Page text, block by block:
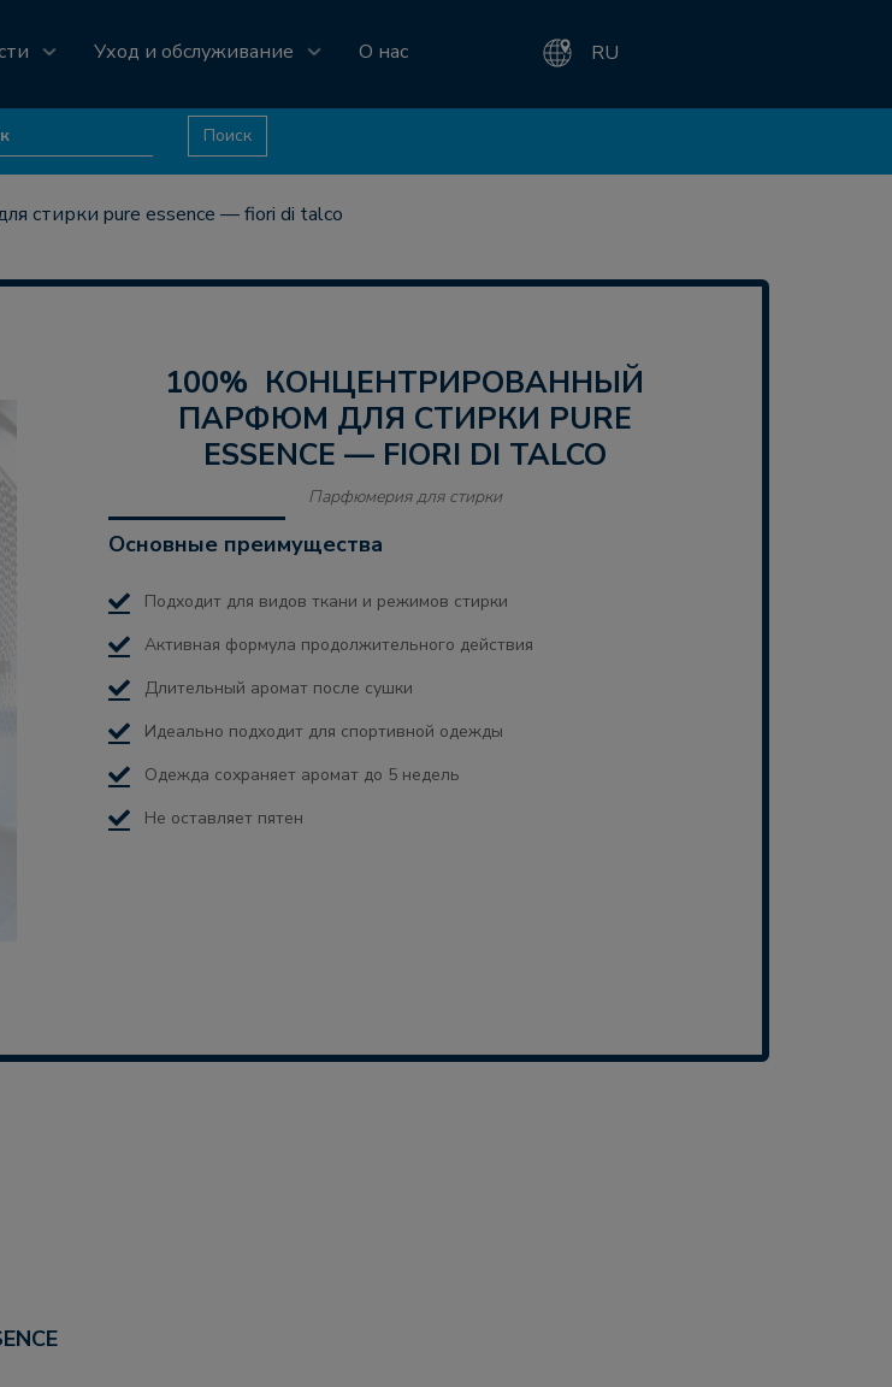
Уход и обслуживание О нас RU
стирки pure essence — fiori di talco
100% КОНЦЕНТРИРОВАННЫЙ
ПАРФЮМ ДЛЯ СТИРКИ PURE
ESSENCE — FIORI DI TALCO
Парфюмерия для стирки
Основные преимущества
Подходит для видов ткани и режимов стирки
Активная формула продолжительного действия
Длительный аромат после сушки
Идеально подходит для спортивной одежды
Одежда сохраняет аромат до 5 недель
Не оставляет пятен